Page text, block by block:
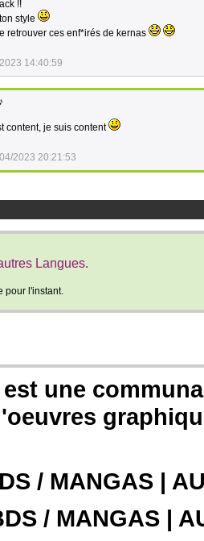
!!
style
retrouver ces enf*irés de kernas
14:40:59
content, je suis content
2023 20:21:53
Langues.
pour l'instant.
une
/ MANGAS |
/ MANGAS |